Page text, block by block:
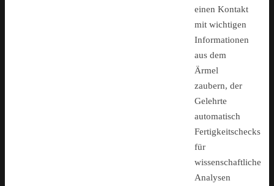
einen Kontakt
mit wichtigen
Informationen
aus dem
Ärmel
zaubern, der
Gelehrte
automatisch
Fertigkeitschecks
für
wissenschaftliche
Analysen